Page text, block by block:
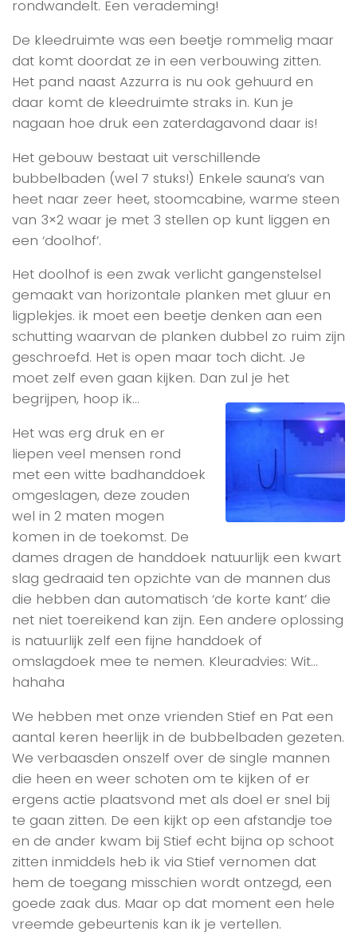
rondwandelt. Een verademing!
De kleedruimte was een beetje rommelig maar
dat komt doordat ze in een verbouwing zitten.
Het pand naast Azzurra is nu ook gehuurd en
daar komt de kleedruimte straks in. Kun je
nagaan hoe druk een zaterdagavond daar is!
Het gebouw bestaat uit verschillende
bubbelbaden (wel 7 stuks!) Enkele sauna’s van
heet naar zeer heet, stoomcabine, warme steen
van 3×2 waar je met 3 stellen op kunt liggen en
een ‘doolhof’.
Het doolhof is een zwak verlicht gangenstelsel
gemaakt van horizontale planken met gluur en
ligplekjes. ik moet een beetje denken aan een
schutting waarvan de planken dubbel zo ruim zijn
geschroefd. Het is open maar toch dicht. Je
moet zelf even gaan kijken. Dan zul je het
begrijpen, hoop ik…
Het was erg druk en er
liepen veel mensen rond
met een witte badhanddoek
omgeslagen, deze zouden
wel in 2 maten mogen
komen in de toekomst. De
dames dragen de handdoek natuurlijk een kwart
slag gedraaid ten opzichte van de mannen dus
die hebben dan automatisch ‘de korte kant’ die
net niet toereikend kan zijn. Een andere oplossing
is natuurlijk zelf een fijne handdoek of
omslagdoek mee te nemen. Kleuradvies: Wit…
hahaha
We hebben met onze vrienden Stief en Pat een
aantal keren heerlijk in de bubbelbaden gezeten.
We verbaasden onszelf over de single mannen
die heen en weer schoten om te kijken of er
ergens actie plaatsvond met als doel er snel bij
te gaan zitten. De een kijkt op een afstandje toe
en de ander kwam bij Stief echt bijna op schoot
zitten inmiddels heb ik via Stief vernomen dat
hem de toegang misschien wordt ontzegd, een
goede zaak dus. Maar op dat moment een hele
vreemde gebeurtenis kan ik je vertellen.